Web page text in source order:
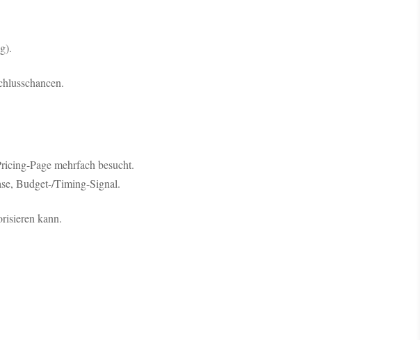
Page mehrfach besucht.
Budget-/Timing-Signal.
kann.